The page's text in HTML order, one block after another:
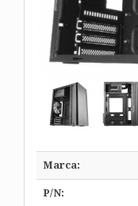
Marca:
P/N: